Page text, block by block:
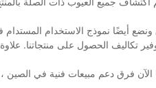
تكاليف الحصول على منتجاتنا.
الآن فرق دعم مبيعات فنية في